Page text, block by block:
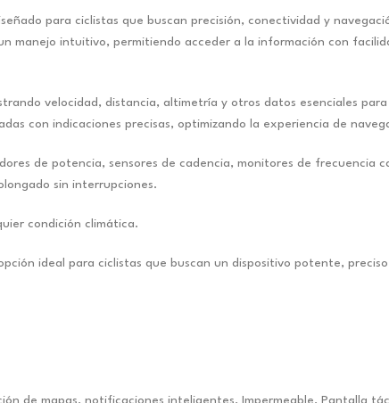
para ciclistas que buscan precisión, conectividad y
manejo intuitivo, permitiendo acceder a la información con
velocidad, distancia, altimetría y otros datos esenciales para
con indicaciones precisas, optimizando la experiencia de
de potencia, sensores de cadencia, monitores de frecuencia
sin interrupciones.
condición climática.
ideal para ciclistas que buscan un dispositivo potente,
de mapas, notificaciones inteligentes, Impermeable, Pantalla